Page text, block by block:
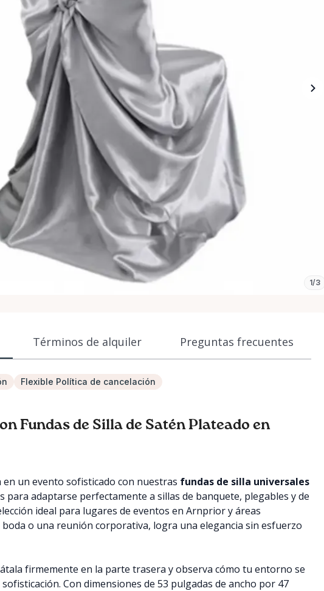
1/3
Términos de alquiler Preguntas frecuentes
Flexible Política de cancelación
Fundas de Silla de Satén Plateado en
un evento sofisticado con nuestras fundas de silla universales
para adaptarse perfectamente a sillas de banquete, plegables y de
ideal para lugares de eventos en Arnprior y áreas
boda o una reunión corporativa, logra una elegancia sin esfuerzo
firmemente en la parte trasera y observa cómo tu entorno se
Con dimensiones de 53 pulgadas de ancho por 47